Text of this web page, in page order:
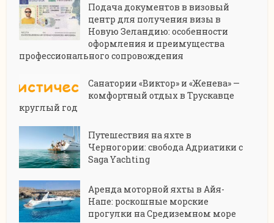
Подача документов в визовый
центр для получения визы в
Новую Зеландию: особенности
оформления и преимущества
профессионального сопровождения
Санатории «Виктор» и «Женева» —
комфортный отдых в Трускавце
круглый год
Путешествия на яхте в
Черногории: свобода Адриатики с
Saga Yachting
Аренда моторной яхты в Айя-
Напе: роскошные морские
прогулки на Средиземном море